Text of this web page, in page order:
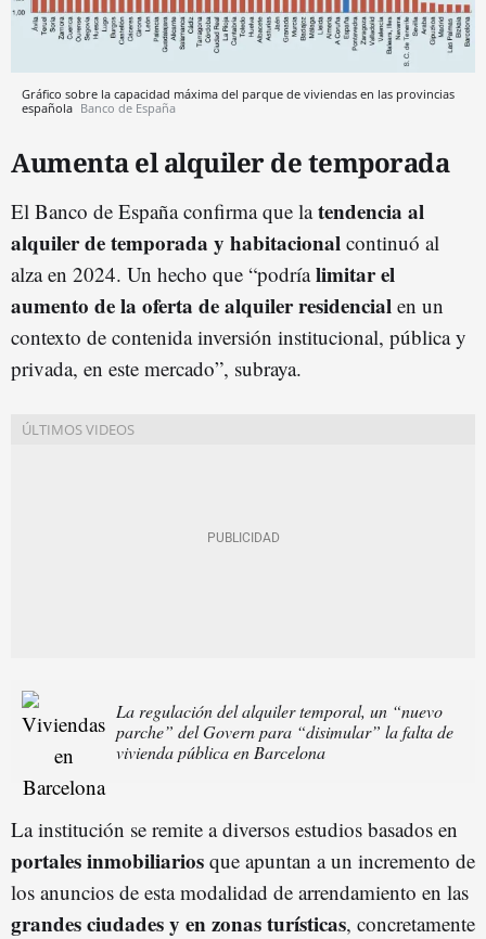
Gráfico sobre la capacidad máxima del parque de viviendas en las provincias
española Banco de España
Aumenta el alquiler de temporada
El Banco de España confirma que latendencia al
alquiler de temporada y habitacional continuó al
alza en 2024. Un hecho que “podríalimitar el
aumento de la oferta de alquiler residencial en un
contexto de contenida inversión institucional, pública y
privada, en este mercado”, subraya.
La regulación del alquiler temporal, un “nuevo
parche” del Govern para “disimular” la falta de
vivienda pública en Barcelona
La institución se remite a diversos estudios basados en
portales inmobiliarios que apuntan a un incremento de
los anuncios de esta modalidad de arrendamiento en las
grandes ciudades y en zonas turísticas, concretamente